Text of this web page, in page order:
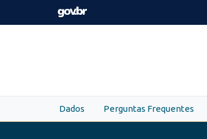
Skip to main content
Dados Perguntas Frequentes